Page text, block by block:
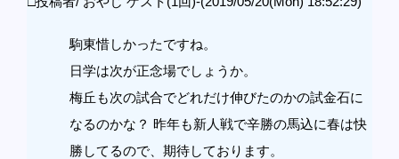
駒東惜しかったですね。
日学は次が正念場でしょうか。
梅丘も次の試合でどれだけ伸びたのかの試金石に
なるのかな？ 昨年も新人戦で辛勝の馬込に春は快
勝してるので、期待しております。